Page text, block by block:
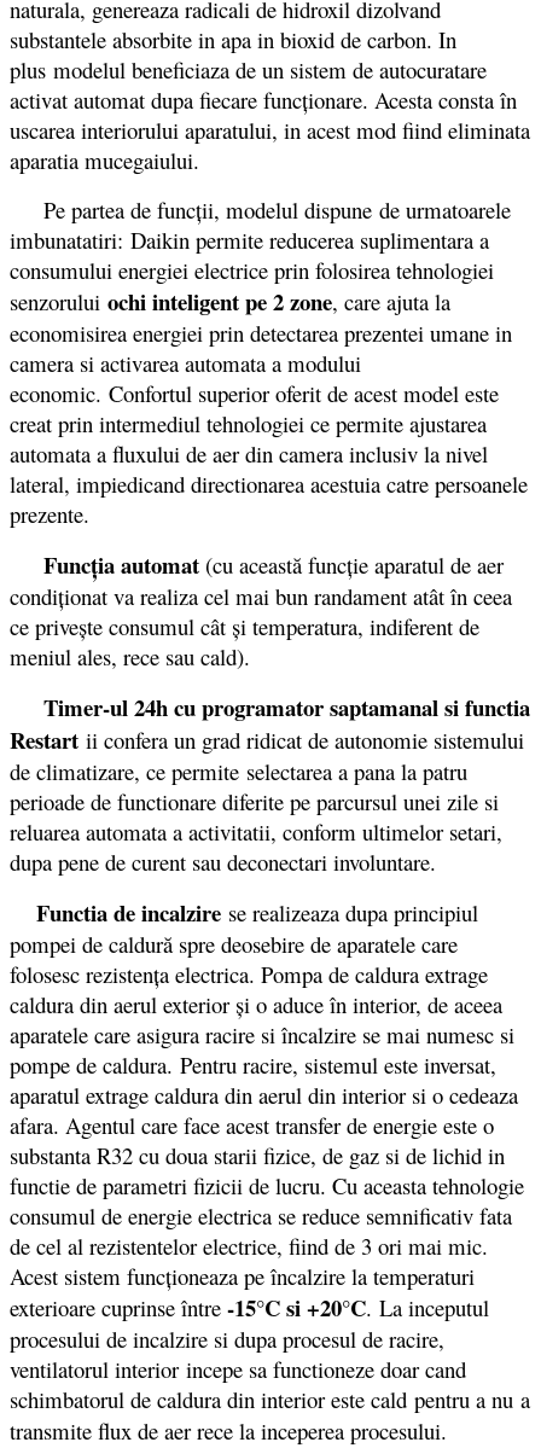
naturala, genereaza radicali de hidroxil dizolvand
substantele absorbite in apa in bioxid de carbon. In
plus modelul beneficiaza de un sistem de autocuratare
activat automat dupa fiecare funcționare. Acesta consta în
uscarea interiorului aparatului, in acest mod fiind eliminata
aparatia mucegaiului.
Pe partea de funcții, modelul dispune de urmatoarele
imbunatatiri: Daikin permite reducerea suplimentara a
consumului energiei electrice prin folosirea tehnologiei
senzorului ochi inteligent pe 2 zone, care ajuta la
economisirea energiei prin detectarea prezentei umane in
camera si activarea automata a modului
economic. Confortul superior oferit de acest model este
creat prin intermediul tehnologiei ce permite ajustarea
automata a fluxului de aer din camera inclusiv la nivel
lateral, impiedicand directionarea acestuia catre persoanele
prezente.
Funcţia automat (cu această funcţie aparatul de aer
condiţionat va realiza cel mai bun randament atât în ceea
ce priveşte consumul cât şi temperatura, indiferent de
meniul ales, rece sau cald).
Timer-ul 24h cu programator saptamanal si functia
Restart ii confera un grad ridicat de autonomie sistemului
de climatizare, ce permite selectarea a pana la patru
perioade de functionare diferite pe parcursul unei zile si
reluarea automata a activitatii, conform ultimelor setari,
dupa pene de curent sau deconectari involuntare.
Functia de incalzire se realizeaza dupa principiul
pompei de caldură spre deosebire de aparatele care
folosesc rezistenţa electrica. Pompa de caldura extrage
caldura din aerul exterior şi o aduce în interior, de aceea
aparatele care asigura racire si încalzire se mai numesc si
pompe de caldura. Pentru racire, sistemul este inversat,
aparatul extrage caldura din aerul din interior si o cedeaza
afara. Agentul care face acest transfer de energie este o
substanta R32 cu doua starii fizice, de gaz si de lichid in
functie de parametri fizicii de lucru. Cu aceasta tehnologie
consumul de energie electrica se reduce semnificativ fata
de cel al rezistentelor electrice, fiind de 3 ori mai mic.
Acest sistem funcționeaza pe încalzire la temperaturi
exterioare cuprinse între -15°C si +20°C. La inceputul
procesului de incalzire si dupa procesul de racire,
ventilatorul interior incepe sa functioneze doar cand
schimbatorul de caldura din interior este cald pentru a nu a
transmite flux de aer rece la inceperea procesului.